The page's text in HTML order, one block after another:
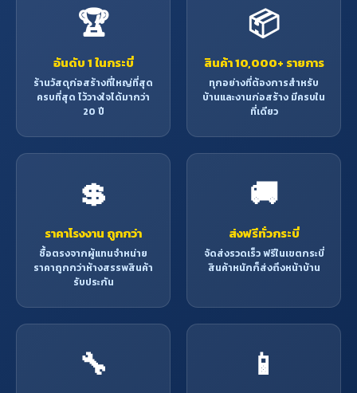
🏆
อันดับ 1 ในกระบี่
ร้านวัสดุก่อสร้างที่ใหญ่ที่สุด
ครบที่สุด ไว้วางใจได้มากว่า
20 ปี
📦
สินค้า 10,000+ รายการ
ทุกอย่างที่ต้องการสำหรับ
บ้านและงานก่อสร้าง มีครบใน
ที่เดียว
💲
ราคาโรงงาน ถูกกว่า
ซื้อตรงจากผู้แทนจำหน่าย
ราคาถูกกว่าห้างสรรพสินค้า
รับประกัน
🚚
ส่งฟรีทั่วกระบี่
จัดส่งรวดเร็ว ฟรีในเขตกระบี่
สินค้าหนักก็ส่งถึงหน้าบ้าน
🔧 📱